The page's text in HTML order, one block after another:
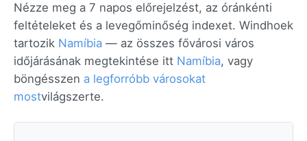
Nézze meg a 7 napos előrejelzést, az óránkénti
feltételeket és a levegőminőség indexet. Windhoek
tartozik Namíbia — az összes fővárosi város
időjárásának megtekintése itt Namíbia, vagy
böngésszen a legforróbb városokat
mostvilágszerte.